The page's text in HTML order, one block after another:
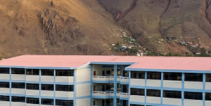
de Salud"